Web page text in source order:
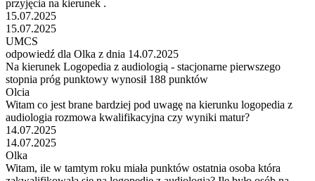
przyjęcia na kierunek .
15.07.2025
15.07.2025
UMCS
odpowiedź dla Olka z dnia 14.07.2025
Na kierunek Logopedia z audiologią - stacjonarne pierwszego
stopnia próg punktowy wynosił 188 punktów
Olcia
Witam co jest brane bardziej pod uwagę na kierunku logopedia z
audiologia rozmowa kwalifikacyjna czy wyniki matur?
14.07.2025
14.07.2025
Olka
Witam, ile w tamtym roku miała punktów ostatnia osoba która